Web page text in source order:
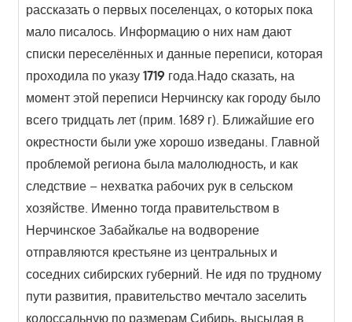
рассказать о первых поселенцах, о которых пока
мало писалось. Информацию о них нам дают
списки переселённых и данные переписи, которая
проходила по указу1719 года.Надо сказать, на
момент этой переписи Нерчинску как городу было
всего тридцать лет (прим. 1689 г). Ближайшие его
окрестности были уже хорошо изведаны. Главной
проблемой региона была малолюдность, и как
следствие – нехватка рабочих рук в сельском
хозяйстве. Именно тогда правительством в
Нерчинское Забайкалье на водворение
отправляются крестьяне из центральных и
соседних сибирских губерний. Не идя по трудному
пути развития, правительство мечтало заселить
колоссальную по размерам Сибирь, высылая в